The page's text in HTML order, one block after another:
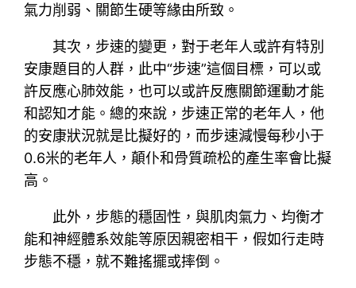
氣力削弱、關節生硬等緣由所致。
其次，步速的變更，對于老年人或許有特別
安康題目的人群，此中“步速”這個目標，可以或
許反應心肺效能，也可以或許反應關節運動才能
和認知才能。總的來說，步速正常的老年人，他
的安康狀況就是比擬好的，而步速減慢每秒小于
0.6米的老年人，顛仆和骨質疏松的產生率會比擬
高。
此外，步態的穩固性，與肌肉氣力、均衡才
能和神經體系效能等原因親密相干，假如行走時
步態不穩，就不難搖擺或摔倒。